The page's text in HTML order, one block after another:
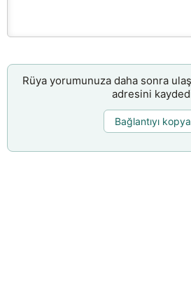
Rüya yorumunuza daha sonra
adresini
Bağlantıyı